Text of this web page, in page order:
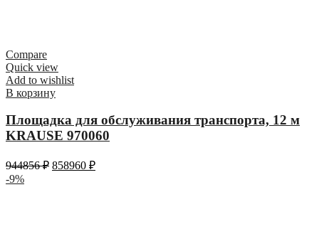
Compare
Quick view
Add to wishlist
В корзину
Площадка для обслуживания транспорта, 12 м
KRAUSE 970060
944856₽ 858960 ₽
-9%